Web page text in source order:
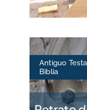
Antiguo
Biblia